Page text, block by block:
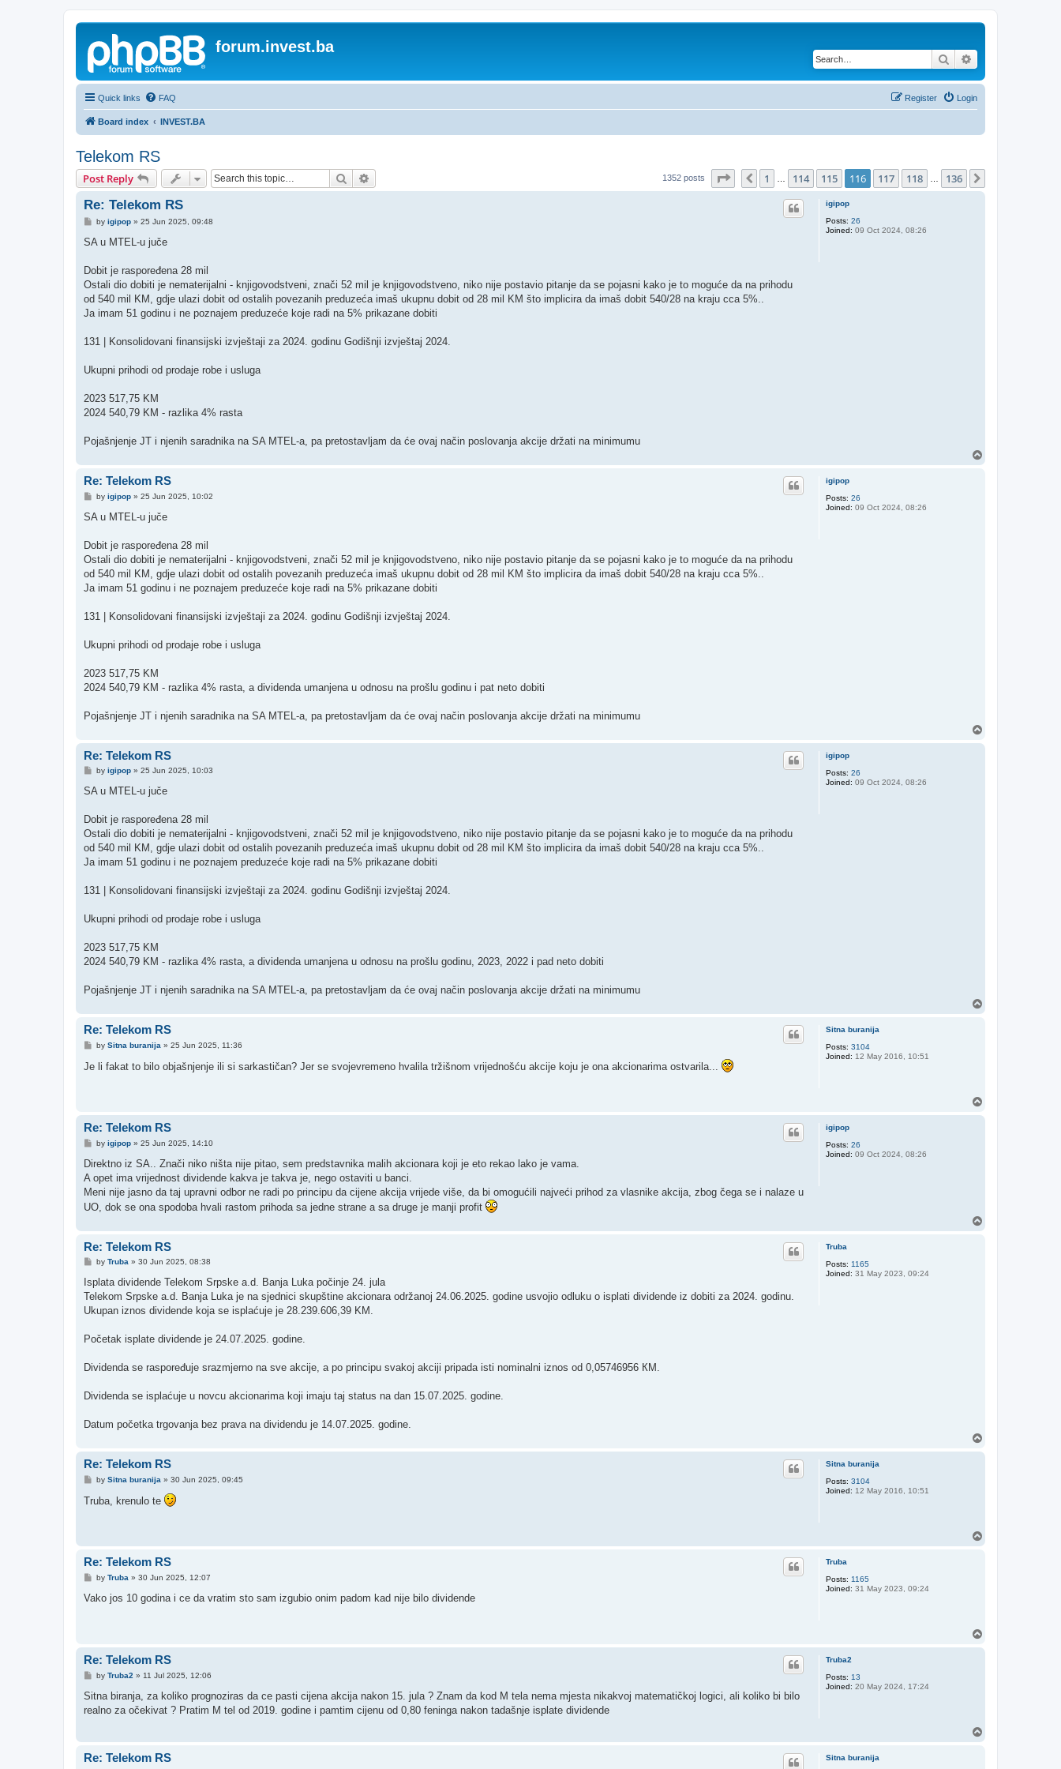
forum.invest.ba
Search
Quick links FAQ Login
Register
Board index INVEST.BA
Telekom RS
Post Reply Search 1352 posts Page 116 of 136
Previous
1 114 115 116 117 118 136
igipop
Posts: 26
Joined: 09 Oct 2024, 08:26
Re: Telekom RS
P
s
by igipop» 25 Jun 2025, 09:48
SA u MTEL-u juče
Dobit je raspoređena 28 mil
Ostali dio dobiti je nematerijalni - knjigovodstveni, znači 52 mil je knjigovodstveno, niko nije postavio pitanje da se pojasni kako je to moguće da na prihodu
od 540 mil KM, gdje ulazi dobit od ostalih povezanih preduzeća imaš ukupnu dobit od 28 mil KM što implicira da imaš dobit 540/28 na kraju cca 5%..
Ja imam 51 godinu i ne poznajem preduzeće koje radi na 5% prikazane dobiti
131 | Konsolidovani finansijski izvještaji za 2024. godinu Godišnji izvještaj 2024.
Ukupni prihodi od prodaje robe i usluga
2023 517,75 KM
2024 540,79 KM - razlika 4% rasta
Pojašnjenje JT i njenih saradnika na SA MTEL-a, pa pretostavljam da će ovaj način poslovanja akcije držati na minimumu
igipop
Posts: 26
Joined: 09 Oct 2024, 08:26
Re: Telekom RS
P
s
by igipop» 25 Jun 2025, 10:02
SA u MTEL-u juče
Dobit je raspoređena 28 mil
Ostali dio dobiti je nematerijalni - knjigovodstveni, znači 52 mil je knjigovodstveno, niko nije postavio pitanje da se pojasni kako je to moguće da na prihodu
od 540 mil KM, gdje ulazi dobit od ostalih povezanih preduzeća imaš ukupnu dobit od 28 mil KM što implicira da imaš dobit 540/28 na kraju cca 5%..
Ja imam 51 godinu i ne poznajem preduzeće koje radi na 5% prikazane dobiti
131 | Konsolidovani finansijski izvještaji za 2024. godinu Godišnji izvještaj 2024.
Ukupni prihodi od prodaje robe i usluga
2023 517,75 KM
2024 540,79 KM - razlika 4% rasta, a dividenda umanjena u odnosu na prošlu godinu i pat neto dobiti
Pojašnjenje JT i njenih saradnika na SA MTEL-a, pa pretostavljam da će ovaj način poslovanja akcije držati na minimumu
igipop
Posts: 26
Joined: 09 Oct 2024, 08:26
Re: Telekom RS
P
s
by igipop» 25 Jun 2025, 10:03
SA u MTEL-u juče
Dobit je raspoređena 28 mil
Ostali dio dobiti je nematerijalni - knjigovodstveni, znači 52 mil je knjigovodstveno, niko nije postavio pitanje da se pojasni kako je to moguće da na prihodu
od 540 mil KM, gdje ulazi dobit od ostalih povezanih preduzeća imaš ukupnu dobit od 28 mil KM što implicira da imaš dobit 540/28 na kraju cca 5%..
Ja imam 51 godinu i ne poznajem preduzeće koje radi na 5% prikazane dobiti
131 | Konsolidovani finansijski izvještaji za 2024. godinu Godišnji izvještaj 2024.
Ukupni prihodi od prodaje robe i usluga
2023 517,75 KM
2024 540,79 KM - razlika 4% rasta, a dividenda umanjena u odnosu na prošlu godinu, 2023, 2022 i pad neto dobiti
Pojašnjenje JT i njenih saradnika na SA MTEL-a, pa pretostavljam da će ovaj način poslovanja akcije držati na minimumu
Sitna buranija
Posts: 3104
Joined: 12 May 2016, 10:51
Re: Telekom RS
P
s
t
by Sitna buranija » 25 Jun 2025, 11:36
Je li fakat to bilo objašnjenje ili si sarkastičan? Jer se svojevremeno hvalila tržišnom vrijednošću akcije koju je ona akcionarima ostvarila...
igipop
Posts: 26
Joined: 09 Oct 2024, 08:26
Re: Telekom RS
P
s
by igipop» 25 Jun 2025, 14:10
Direktno iz SA.. Znači niko ništa nije pitao, sem predstavnika malih akcionara koji je eto rekao lako je vama.
A opet ima vrijednost dividende kakva je takva je, nego ostaviti u banci.
Meni nije jasno da taj upravni odbor ne radi po principu da cijene akcija vrijede više, da bi omogućili najveći prihod za vlasnike akcija, zbog čega se i nalaze u
UO, dok se ona spodoba hvali rastom prihoda sa jedne strane a sa druge je manji profit
Truba
Posts: 1165
Joined: 31 May 2023, 09:24
Re: Telekom RS
P
s
t
by Truba » 30 Jun 2025, 08:38
Isplata dividende Telekom Srpske a.d. Banja Luka počinje 24. jula
Telekom Srpske a.d. Banja Luka je na sjednici skupštine akcionara održanoj 24.06.2025. godine usvojio odluku o isplati dividende iz dobiti za 2024. godinu.
Ukupan iznos dividende koja se isplaćuje je 28.239.606,39 KM.
Početak isplate dividende je 24.07.2025. godine.
Dividenda se raspoređuje srazmjerno na sve akcije, a po principu svakoj akciji pripada isti nominalni iznos od 0,05746956 КМ.
Dividenda se isplaćuje u novcu akcionarima koji imaju taj status na dan 15.07.2025. godine.
Datum početka trgovanja bez prava na dividendu je 14.07.2025. godine.
Sitna buranija
Posts: 3104
Joined: 12 May 2016, 10:51
Re: Telekom RS
P
s
t
by Sitna buranija » 30 Jun 2025, 09:45
Truba, krenulo te
Truba
Posts: 1165
Joined: 31 May 2023, 09:24
Re: Telekom RS
P
s
by Truba » 30 Jun 2025, 12:07
Vako jos 10 godina i ce da vratim sto sam izgubio onim padom kad nije bilo dividende
Truba2
Posts: 13
Joined: 20 May 2024, 17:24
Re: Telekom RS
P
s
by Truba2 » 11 Jul 2025, 12:06
Sitna biranja, za koliko prognoziras da ce pasti cijena akcija nakon 15. jula ? Znam da kod M tela nema mjesta nikakvoj matematičkoj logici, ali koliko bi bilo
realno za očekivat ? Pratim M tel od 2019. godine i pamtim cijenu od 0,80 feninga nakon tadašnje isplate dividende
Sitna buranija
Re: Telekom RS